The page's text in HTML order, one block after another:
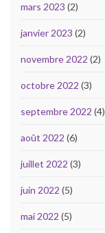
mars 2023 (2)
janvier 2023 (2)
novembre 2022 (2)
octobre 2022 (3)
septembre 2022 (4)
août 2022 (6)
juillet 2022 (3)
juin 2022 (5)
mai 2022 (5)